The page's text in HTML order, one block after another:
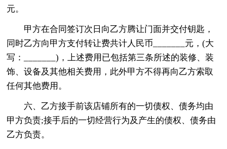
元。
甲方在合同签订次日向乙方腾让门面并交付钥匙，
同时乙方向甲方支付转让费共计人民币_______元，(大
写：_______)，上述费用已包括第三条所述的装修、装
饰、设备及其他相关费用，此外甲方不得再向乙方索取
任何其他费用。
六、乙方接手前该店铺所有的一切债权、债务均由
甲方负责;接手后的一切经营行为及产生的债权、债务由
乙方负责。